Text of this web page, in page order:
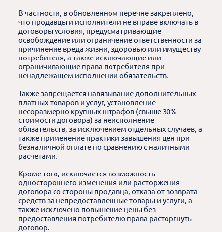
В частности, в обновленном перечне закреплено,
что продавцы и исполнители не вправе включать в
договоры условия, предусматривающие
освобождение или ограничение ответственности за
причинение вреда жизни, здоровью или имуществу
потребителя, а также исключающие или
ограничивающие права потребителя при
ненадлежащем исполнении обязательств.
Также запрещается навязывание дополнительных
платных товаров и услуг, установление
несоразмерно крупных штрафов (свыше 30%
стоимости договора) за неисполнение
обязательств, за исключением отдельных случаев, а
также применение практики завышения цен при
безналичной оплате по сравнению с наличными
расчетами.
Кроме того, исключается возможность
одностороннего изменения или расторжения
договора со стороны продавца, отказа от возврата
средств за непредоставленные товары и услуги, а
также исключено повышение цены без
предоставления потребителю права расторгнуть
договор.